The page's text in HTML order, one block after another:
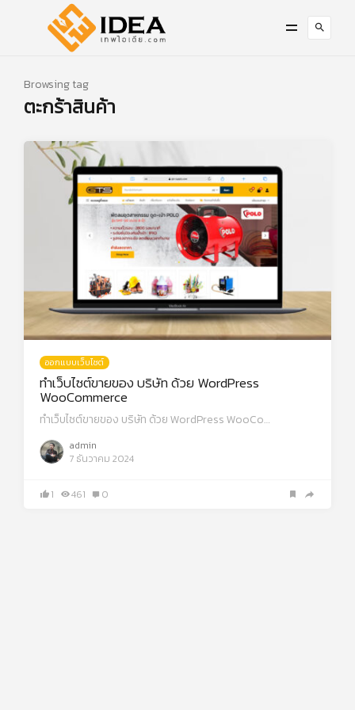
Browsing tag
ตะกร้าสินค้า
ออกแบบเว็บไซต์
ทําเว็บไซต์ขายของ บริษัท ด้วย WordPress
WooCommerce
ทําเว็บไซต์ขายของ บริษัท ด้วย WordPress WooCo…
admin
7 ธันวาคม 2024
1 461 0